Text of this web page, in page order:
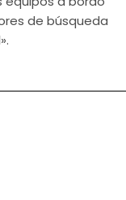
de búsqueda